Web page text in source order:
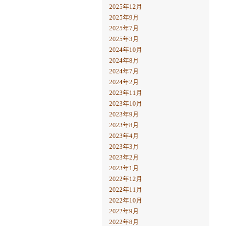
2025年12月
2025年9月
2025年7月
2025年3月
2024年10月
2024年8月
2024年7月
2024年2月
2023年11月
2023年10月
2023年9月
2023年8月
2023年4月
2023年3月
2023年2月
2023年1月
2022年12月
2022年11月
2022年10月
2022年9月
2022年8月